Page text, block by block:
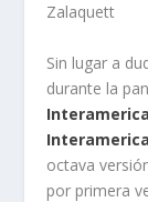
Zalaquett
Sin lugar a
durante la
octava
por primera